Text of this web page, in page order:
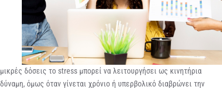
μικρές δόσεις το stress μπορεί να λειτουργήσει ως κινητήρια
δύναμη, όμως όταν γίνεται χρόνιο ή υπερβολικό διαβρώνει την